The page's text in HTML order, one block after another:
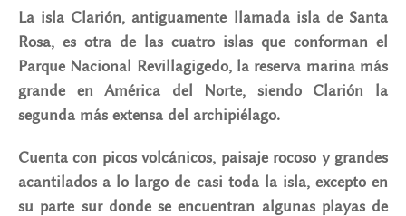
La isla Clarión, antiguamente llamada isla de Santa
Rosa, es otra de las cuatro islas que conforman el
Parque Nacional Revillagigedo, la reserva marina más
grande en América del Norte, siendo Clarión la
segunda más extensa del archipiélago.
Cuenta con picos volcánicos, paisaje rocoso y grandes
acantilados a lo largo de casi toda la isla, excepto en
su parte sur donde se encuentran algunas playas de